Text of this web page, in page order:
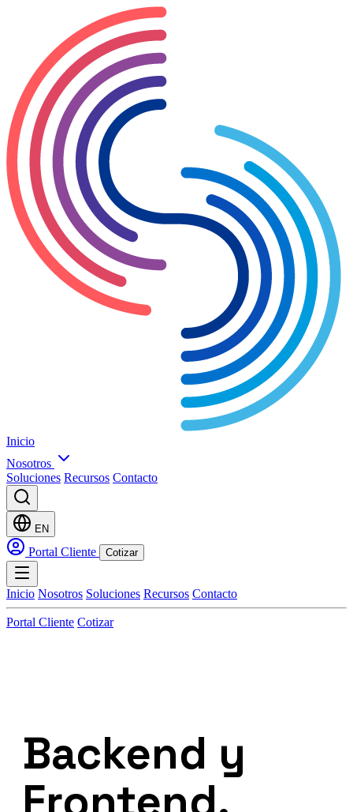
Inicio
Nosotros
Soluciones Recursos Contacto
EN
Portal Cliente Cotizar
Inicio Nosotros Soluciones Recursos Contacto
Portal Cliente Cotizar
Backend y